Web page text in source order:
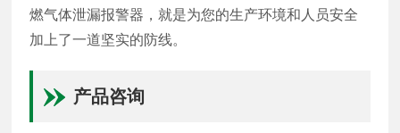
燃气体泄漏报警器，就是为您的生产环境和人员安全
加上了一道坚实的防线。
产品咨询